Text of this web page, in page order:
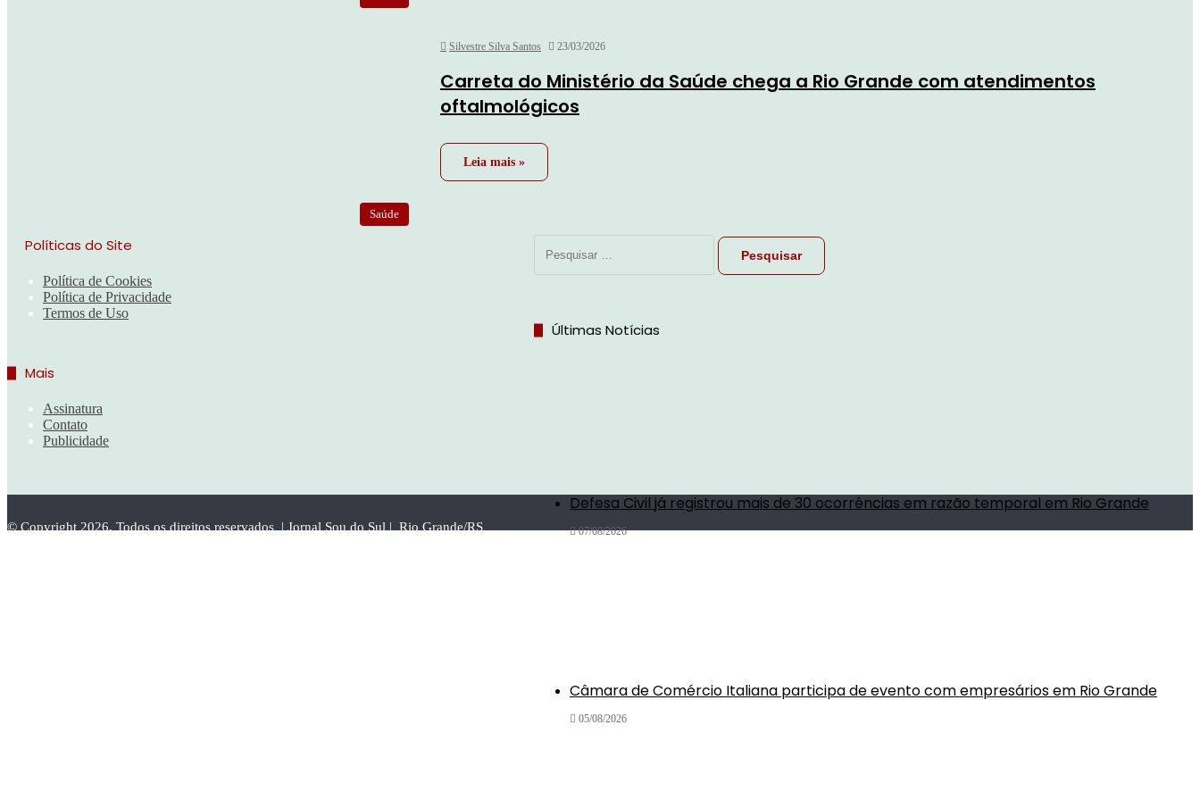
Saúde
Silvestre Silva Santos 23/03/2026
Carreta do Ministério da Saúde chega a Rio Grande com atendimentos
oftalmológicos
Leia mais »
por:
Últimas Notícias
Defesa Civil já registrou mais de 30 ocorrências em razão temporal em Rio Grande
07/08/2026
Câmara de Comércio Italiana participa de evento com empresários em Rio Grande
05/08/2026
Políticas do Site
Política de Cookies
Política de Privacidade
Termos de Uso
Mais
Assinatura
Contato
Publicidade
© Copyright 2026, Todos os direitos reservados | Jornal Sou do Sul | Rio Grande/RS